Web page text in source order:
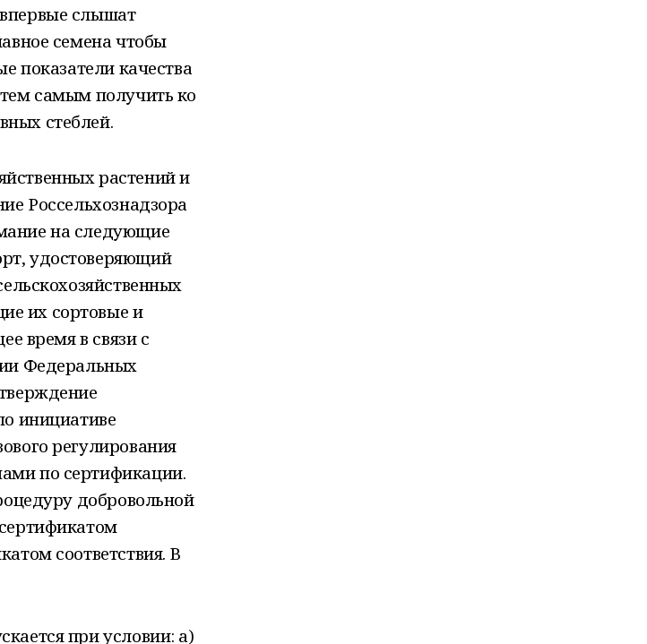
слышат
семена чтобы
показатели качества
самым получить ко
стеблей.
растений и
Россельхознадзора
на следующие
удостоверяющий
их сортовые и
время в связи с
Федеральных
инициативе
регулирования
по сертификации.
добровольной
соответствия. В
при условии: а)